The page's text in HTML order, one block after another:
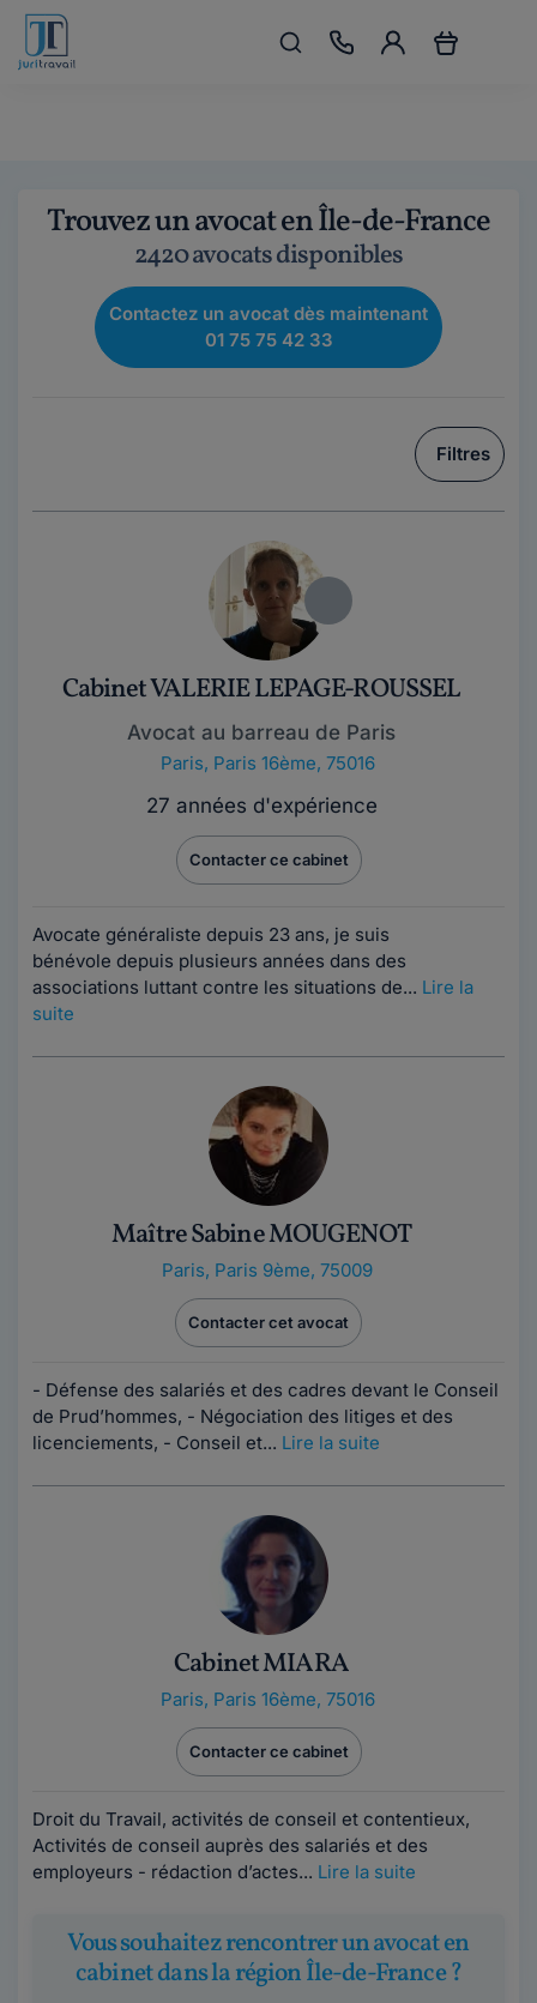
Trouvez un avocat en Île-de-France
2420 avocats disponibles
Contactez un avocat dès maintenant
01 75 75 42 33
Filtres
Cabinet VALERIE LEPAGE-ROUSSEL
Avocat au barreau de Paris
Paris, Paris 16ème, 75016
27 années d'expérience
Contacter ce cabinet
Avocate généraliste depuis 23 ans, je suis
bénévole depuis plusieurs années dans des
associations luttant contre les situations de... Lire la
suite
Maître Sabine MOUGENOT
Paris, Paris 9ème, 75009
Contacter cet avocat
- Défense des salariés et des cadres devant le Conseil
de Prud’hommes, - Négociation des litiges et des
licenciements, - Conseil et... Lire la suite
Cabinet MIARA
Paris, Paris 16ème, 75016
Contacter ce cabinet
Droit du Travail, activités de conseil et contentieux,
Activités de conseil auprès des salariés et des
employeurs - rédaction d’actes... Lire la suite
Vous souhaitez rencontrer un avocat en
cabinet dans la région Île-de-France ?